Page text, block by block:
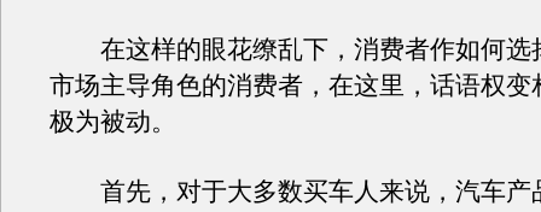
在这样的眼花缭乱下，消费者作如何选
市场主导角色的消费者，在这里，话语权变
极为被动。
首先，对于大多数买车人来说，汽车产